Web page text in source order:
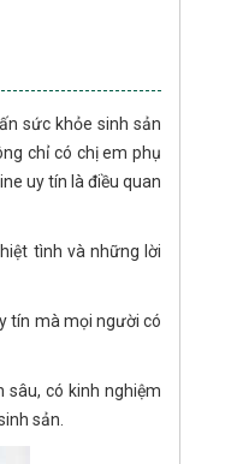
sức khỏe sinh sản
chỉ có chị em phụ
uy tín là điều quan
tình và những lời
tín mà mọi người có
sâu, có kinh nghiệm
sản.